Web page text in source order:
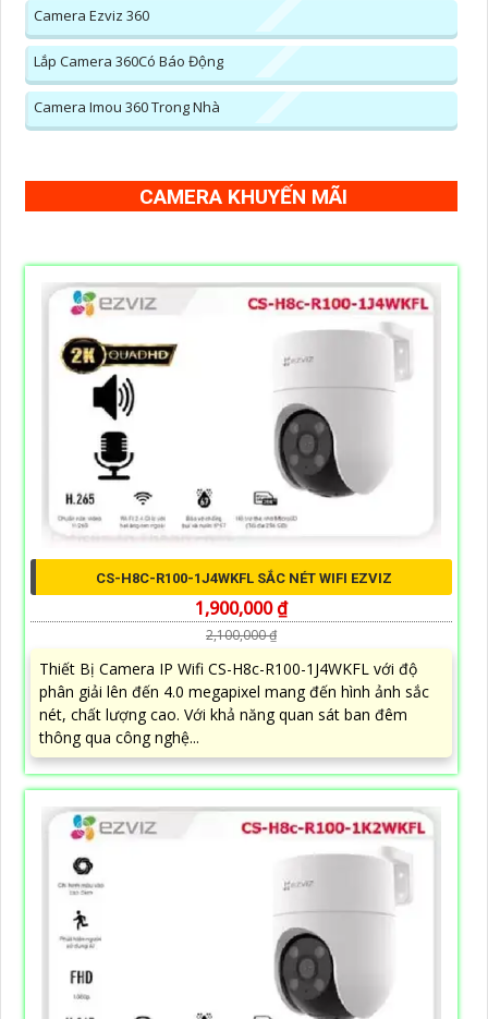
Camera Ezviz 360
Lắp Camera 360Có Báo Động
Camera Imou 360 Trong Nhà
CAMERA KHUYẾN MÃI
CS-H8C-R100-1J4WKFL SẮC NÉT WIFI EZVIZ
1,900,000 ₫
2,100,000 ₫
Thiết Bị Camera IP Wifi CS-H8c-R100-1J4WKFL với độ
phân giải lên đến 4.0 megapixel mang đến hình ảnh sắc
nét, chất lượng cao. Với khả năng quan sát ban đêm
thông qua công nghệ...